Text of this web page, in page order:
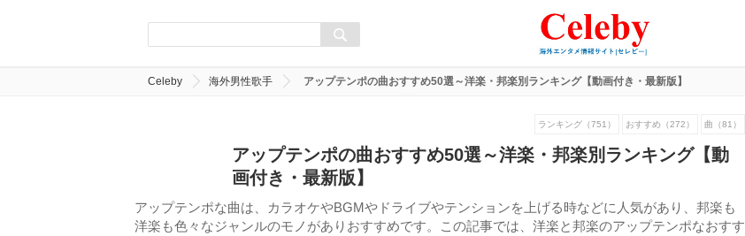
Celeby 海外男性歌手 アップテンポの曲おすすめ50選～洋楽・邦楽別ランキング【動画付き・最新版】
ランキング（751） おすすめ（272） 曲（81）
アップテンポの曲おすすめ50選～洋楽・邦楽別ランキング【動
画付き・最新版】
アップテンポな曲は、カラオケやBGMやドライブやテンションを上げる時などに人気があり、邦楽も
洋楽も色々なジャンルのモノがありおすすめです。この記事では、洋楽と邦楽のアップテンポなおすす